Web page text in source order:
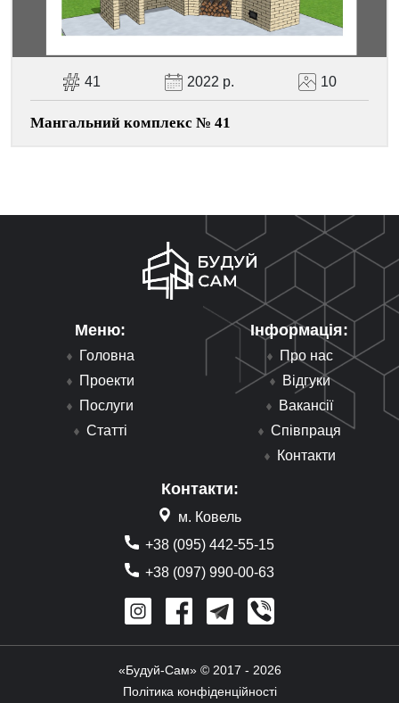
41 2022 р. 10
Мангальний комплекс № 41
Меню:
Головна
Проекти
Послуги
Статті
Інформація:
Про нас
Відгуки
Вакансії
Співпраця
Контакти
Контакти:
м. Ковель
+38 (095) 442-55-15
+38 (097) 990-00-63
«Будуй-Сам» © 2017 - 2026
Політика конфіденційності